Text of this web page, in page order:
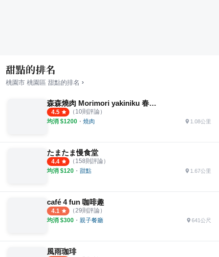
甜點的排名
桃園市 桃園區 甜點的排名 ›
森森燒肉 Morimori yakiniku 春日店
4.5 （ 10則評論）
均消 $1200 ・ 燒肉 1.08公里
たまたま慢食堂
4.4 （ 158則評論）
均消 $120 ・ 甜點 1.67公里
café 4 fun 咖啡趣
4.1 （29則評論）
均消 $300 ・ 親子餐廳 641公尺
風雨珈琲